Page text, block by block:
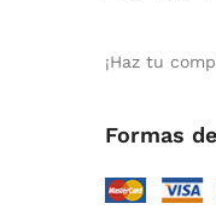
¡Haz tu
Formas